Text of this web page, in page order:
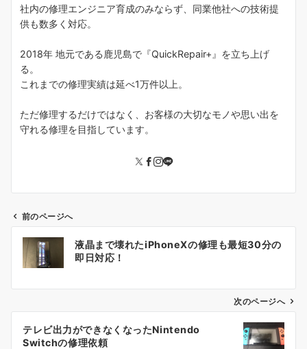
社内の修理エンジニア育成のみならず、同業他社への技術提
供も数多く対応。
2018年 地元である鹿児島で『QuickRepair+』を立ち上げ
る。
これまでの修理実績は延べ1万件以上。
ただ修理するだけではなく、お客様の大切なモノや思い出を
守れる修理を目指しています。
前のページへ
液晶まで壊れたiPhoneXの修理も最短30分の
即日対応！
次のページへ
テレビ出力ができなくなったNintendo
Switchの修理依頼